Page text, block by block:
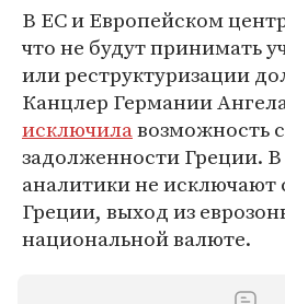
В ЕС и Европейском
что не будут принимать
или реструктуризации
Канцлер Германии
исключилавозможность
задолженности Греции. В
аналитики не
Греции, выход из
национальной валюте.